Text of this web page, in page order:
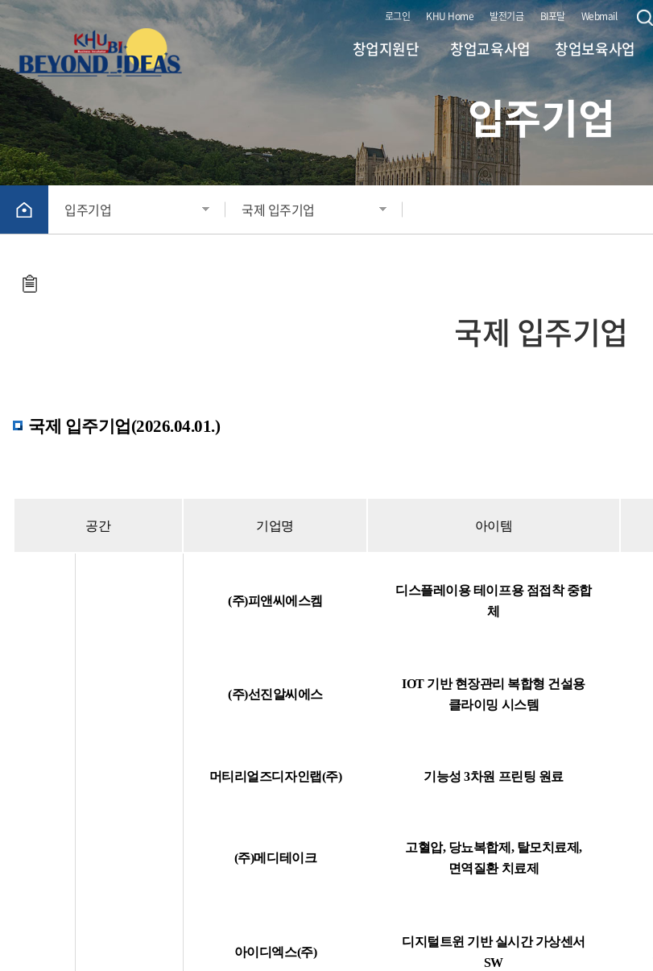
창업지원단
비전 및 전략
부서 연락처(조직도)
KHU (대내) 연계 부서
창업교육사업
대학원혁신 사업
(CIPSs)
창업교과목 (앵커)
창업보육사업
(서울/국제) BI 지원사
업
지원사업
로그인 KHU Home 발전기금 BI포탈 Webmail
입주기업
입주기업 국제 입주기업
국제 입주기업
국제 입주기업(2026.04.01.)
공간 기업명 아이템
(주)피앤씨에스켐
디스플레이용 테이프용 점접착 중합
체
(주)선진알씨에스
IOT 기반 현장관리 복합형 건설용
클라이밍 시스템
머티리얼즈디자인랩(주) 기능성 3차원 프린팅 원료
(주)메디테이크
고혈압, 당뇨복합제, 탈모치료제,
면역질환 치료제
아이디엑스(주)
디지털트윈 기반 실시간 가상센서
SW